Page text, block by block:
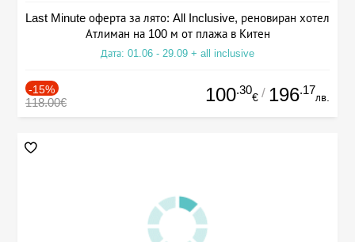
Last Minute оферта за лято: All Inclusive, реновиран хотел
Атлиман на 100 м от плажа в Китен
Дата: 01.06 - 29.09 + all inclusive
-15%
118.00€ 100.30
€ / 196.17
лв.